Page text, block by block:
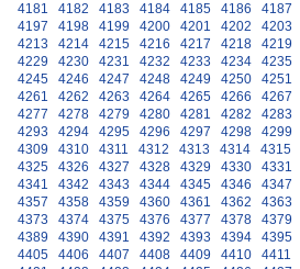
4181
4182 4183 4184 4185 4186 4187
4197
4198 4199 4200 4201 4202 4203
4213
4214 4215 4216 4217 4218 4219
4229
4230 4231 4232 4233 4234 4235
4245
4246 4247 4248 4249 4250 4251
4261
4262 4263 4264 4265 4266 4267
4277
4278 4279 4280 4281 4282 4283
4293
4294 4295 4296 4297 4298 4299
4309
4310 4311 4312 4313 4314 4315
4325
4326 4327 4328 4329 4330 4331
4341
4342 4343 4344 4345 4346 4347
4357
4358 4359 4360 4361 4362 4363
4373
4374 4375 4376 4377 4378 4379
4389
4390 4391 4392 4393 4394 4395
4405
4406 4407 4408 4409 4410 4411